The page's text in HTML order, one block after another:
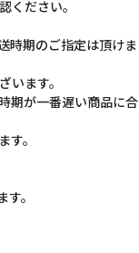
ださい。
時期のご指定は頂けま
ます。
期が一番遅い商品に合
。
。